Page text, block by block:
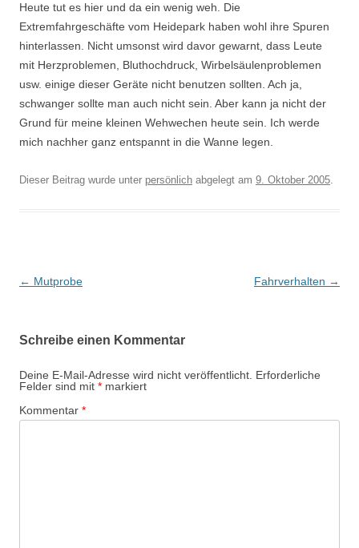
Heute tut es hier und da ein wenig weh. Die
Extremfahrgeschäfte vom Heidepark haben wohl ihre Spuren
hinterlassen. Nicht umsonst wird davor gewarnt, dass Leute
mit Herzproblemen, Bluthochdruck, Wirbelsäulenproblemen
usw. einige dieser Geräte nicht benutzen sollten. Ach ja,
schwanger sollte man auch nicht sein. Aber kann ja nicht der
Grund für meine kleinen Wehwechen heute sein. Ich werde
mich nachher ganz entspannt in die Wanne legen.
Dieser Beitrag wurde unter persönlich abgelegt am 9. Oktober 2005.
Beitrags-
← Mutprobe Fahrverhalten →
Schreibe einen Kommentar
Deine E-Mail-Adresse wird nicht veröffentlicht. Erforderliche
Felder sind mit * markiert
Kommentar *